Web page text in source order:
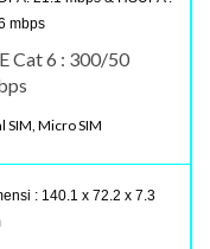
mbps
Cat 6 : 300/50
SIM, Micro SIM
: 140.1 x 72.2 x 7.3